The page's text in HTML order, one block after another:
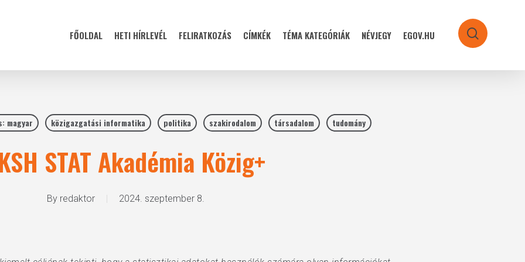
FŐOLDAL HETI HÍRLEVÉL FELIRATKOZÁS CÍMKÉK TÉMA KATEGÓRIÁK NÉVJEGY EGOV.HU search
magyar közigazgatási informatika politika szakirodalom társadalom tudomány
STAT Akadémia Közig+
By redaktor 2024. szeptember 8.